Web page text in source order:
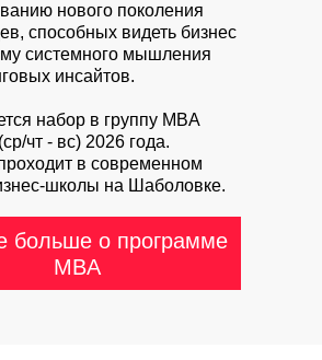
нового поколения
способных видеть бизнес
системного мышления
инсайтов.
набор в группу MBA
(ср/чт - вс) 2026 года.
в современном
школы на Шаболовке.
больше о программе
MBA